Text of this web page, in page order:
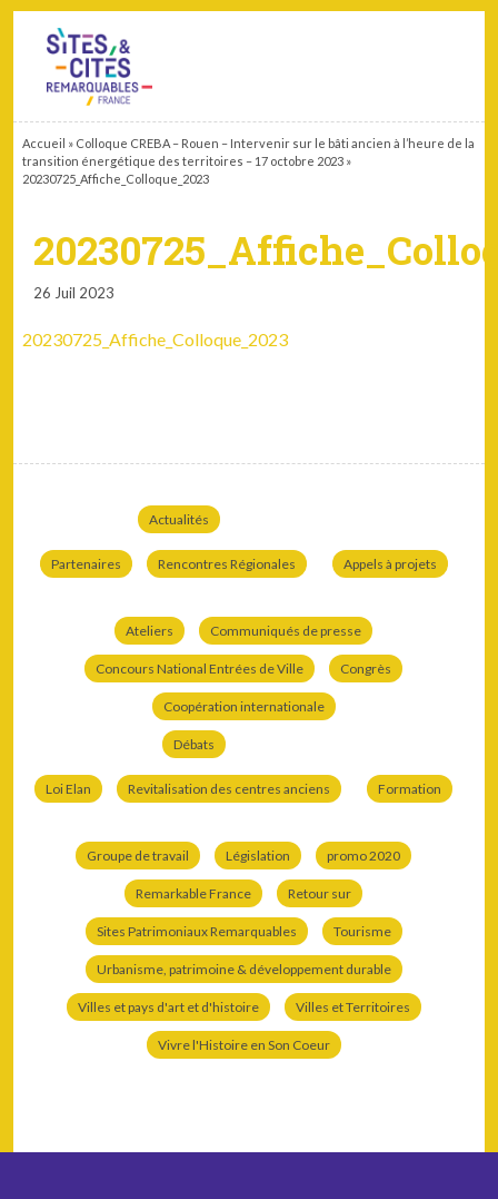
Accueil » Colloque CREBA – Rouen – Intervenir sur le bâti ancien à l’heure de la
transition énergétique des territoires – 17 octobre 2023 »
20230725_Affiche_Colloque_2023
26 Juil 2023
20230725_Affiche_Colloque_2023
Actualités
Partenaires Rencontres Régionales Appels à projets
Ateliers Communiqués de presse
Concours National Entrées de Ville Congrès
Coopération internationale
Débats
Loi Elan Revitalisation des centres anciens Formation
Groupe de travail Législation promo 2020
Remarkable France Retour sur
Sites Patrimoniaux Remarquables Tourisme
Urbanisme, patrimoine & développement durable
Villes et pays d'art et d'histoire Villes et Territoires
Vivre l'Histoire en Son Coeur